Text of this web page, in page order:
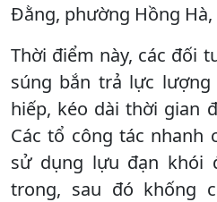
Đằng, phường Hồng
Thời điểm này, các đối
súng bắn trả lực
hiếp, kéo dài thời gian
Các tổ công tác nhanh
sử dụng lựu đạn khói
trong, sau đó khống